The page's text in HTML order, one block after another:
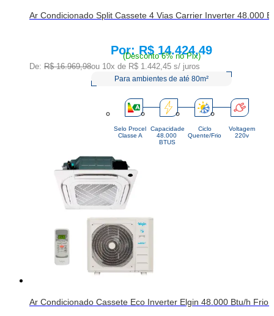
Ar Condicionado Split Cassete 4 Vias Carrier Inverter 48.000
Price:
R$ 14.424,49
(Desconto 6% no Pix)
De: R$ 16.969,98ou 10x de R$ 1.442,45 s/ juros
Para ambientes de até 80m²
Selo Procel
Classe A
Capacidade
48.000
BTUS
Ciclo
Quente/Frio
Voltagem
220v
Ar Condicionado Cassete Eco Inverter Elgin 48.000 Btu/h Frio